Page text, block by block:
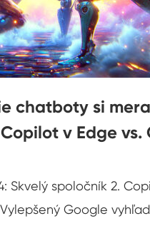
chatboty si
v Edge vs.
Skvelý spoločník 2.
Google